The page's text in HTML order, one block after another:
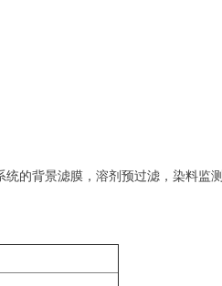
的背景滤膜，溶剂预过滤，染料监测